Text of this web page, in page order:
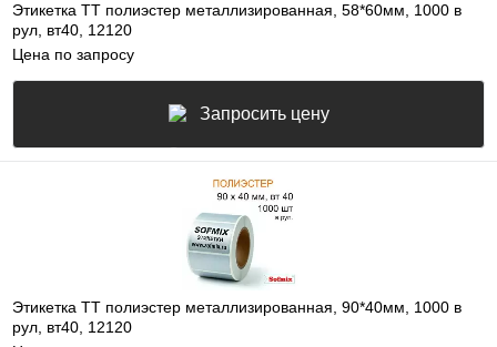
Этикетка ТТ полиэстер металлизированная, 58*60мм, 1000 в
рул, вт40, 12120
Цена по запросу
Запросить цену
Этикетка ТТ полиэстер металлизированная, 90*40мм, 1000 в
рул, вт40, 12120